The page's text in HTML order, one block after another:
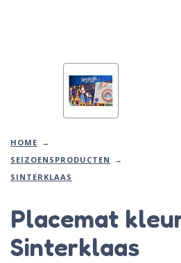
HOME
SEIZOENSPRODUCTEN
SINTERKLAAS
Placemat
Sinterklaas